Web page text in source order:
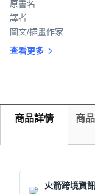
原書名
譯者
圖文/插畫作家
查看更多
商品詳情 商
火箭跨境資訊